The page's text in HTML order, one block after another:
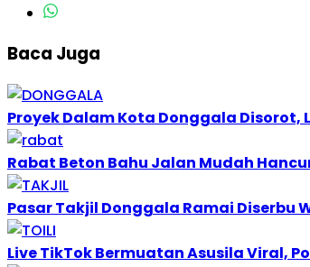
Baca Juga
Proyek Dalam Kota Donggala Disorot,
Rabat Beton Bahu Jalan Mudah
Pasar Takjil Donggala Ramai Diserbu
Live TikTok Bermuatan Asusila Viral,